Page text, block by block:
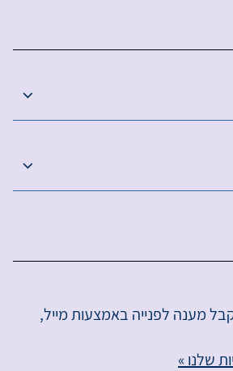
מענה לפנייה באמצעות מייל,
שלנו »